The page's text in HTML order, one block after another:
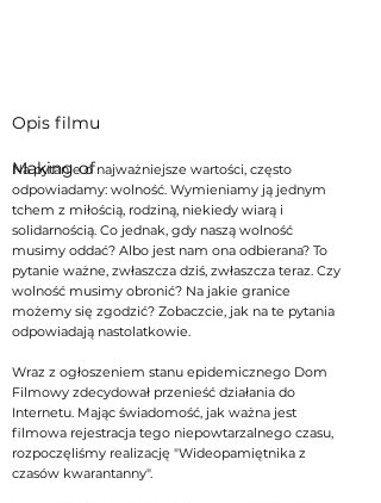
Opis filmu
Making of
Na pytanie o najważniejsze wartości, często
odpowiadamy: wolność. Wymieniamy ją jednym
tchem z miłością, rodziną, niekiedy wiarą i
solidarnością. Co jednak, gdy naszą wolność
musimy oddać? Albo jest nam ona odbierana? To
pytanie ważne, zwłaszcza dziś, zwłaszcza teraz. Czy
wolność musimy obronić? Na jakie granice
możemy się zgodzić? Zobaczcie, jak na te pytania
odpowiadają nastolatkowie.
Wraz z ogłoszeniem stanu epidemicznego Dom
Filmowy zdecydował przenieść działania do
Internetu. Mając świadomość, jak ważna jest
filmowa rejestracja tego niepowtarzalnego czasu,
rozpoczęliśmy realizację "Wideopamiętnika z
czasów kwarantanny".